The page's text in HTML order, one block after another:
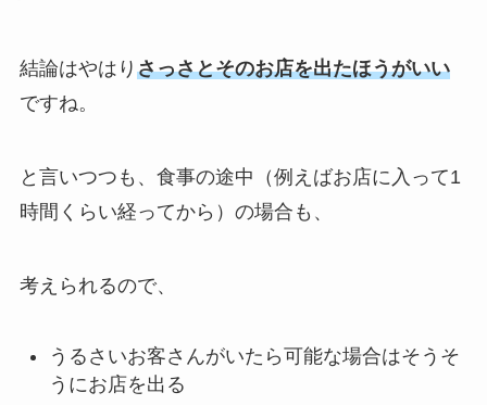
結論はやはり さっさとそのお店を出たほうがいい
ですね。
と言いつつも、食事の途中（例えばお店に入って1
時間くらい経ってから）の場合も、
考えられるので、
うるさいお客さんがいたら可能な場合はそうそ
うにお店を出る